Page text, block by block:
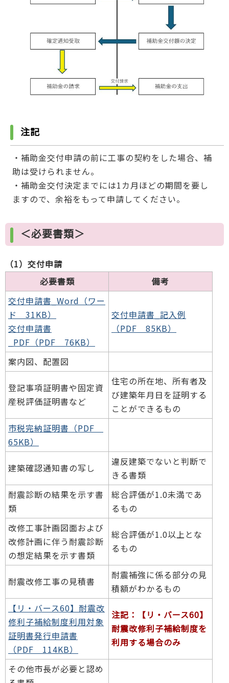
注記
・補助金交付申請の前に工事の契約をした場合、補
助は受けられません。
・補助金交付決定までには1カ月ほどの期間を要し
ますので、余裕をもって申請してください。
＜必要書類＞
（1）交付申請
必要書類
備考
交付申請書_Word（ワー
ド 31KB）
交付申請書
_PDF（PDF 76KB）
交付申請書_記入例
（PDF 85KB）
案内図、配置図
登記事項証明書や固定資
産税評価証明書など
住宅の所在地、所有者及
び建築年月日を証明する
ことができるもの
市税完納証明書（PDF
65KB）
建築確認通知書の写し
違反建築でないと判断で
きる書類
耐震診断の結果を示す書
類
総合評価が1.0未満であ
るもの
改修工事計画図面および
改修計画に伴う耐震診断
の想定結果を示す書類
総合評価が1.0以上とな
るもの
耐震改修工事の見積書
耐震補強に係る部分の見
積額がわかるもの
【リ・バース60】耐震改
修利子補給制度利用対象
証明書発行申請書
（PDF 114KB）
注記：【リ・バース60】
耐震改修利子補給制度を
利用する場合のみ
その他市長が必要と認め